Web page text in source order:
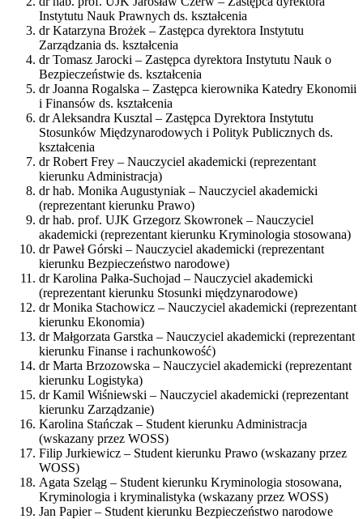
Instytutu Nauk Prawnych ds. kształcenia
dr Katarzyna Brożek – Zastępca dyrektora Instytutu
Zarządzania ds. kształcenia
dr Tomasz Jarocki – Zastępca dyrektora Instytutu Nauk o
Bezpieczeństwie ds. kształcenia
dr Joanna Rogalska – Zastępca kierownika Katedry Ekonomii
i Finansów ds. kształcenia
dr Aleksandra Kusztal – Zastępca Dyrektora Instytutu
Stosunków Międzynarodowych i Polityk Publicznych ds.
kształcenia
dr Robert Frey – Nauczyciel akademicki (reprezentant
kierunku Administracja)
dr hab. Monika Augustyniak – Nauczyciel akademicki
(reprezentant kierunku Prawo)
dr hab. prof. UJK Grzegorz Skowronek – Nauczyciel
akademicki (reprezentant kierunku Kryminologia stosowana)
dr Paweł Górski – Nauczyciel akademicki (reprezentant
kierunku Bezpieczeństwo narodowe)
dr Karolina Pałka-Suchojad – Nauczyciel akademicki
(reprezentant kierunku Stosunki międzynarodowe)
dr Monika Stachowicz – Nauczyciel akademicki (reprezentant
kierunku Ekonomia)
dr Małgorzata Garstka – Nauczyciel akademicki (reprezentant
kierunku Finanse i rachunkowość)
dr Marta Brzozowska – Nauczyciel akademicki (reprezentant
kierunku Logistyka)
dr Kamil Wiśniewski – Nauczyciel akademicki (reprezentant
kierunku Zarządzanie)
Karolina Stańczak – Student kierunku Administracja
(wskazany przez WOSS)
Filip Jurkiewicz – Student kierunku Prawo (wskazany przez
WOSS)
Agata Szeląg – Student kierunku Kryminologia stosowana,
Kryminologia i kryminalistyka (wskazany przez WOSS)
Jan Papier – Student kierunku Bezpieczeństwo narodowe